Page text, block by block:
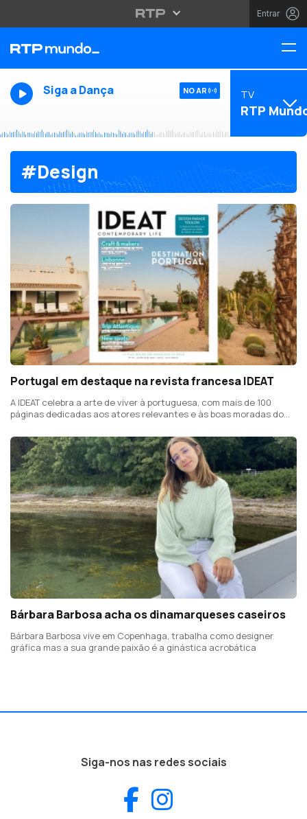
Entrar
Siga a Dança NO AR TV
RTP
#Design
Portugal em destaque na revista francesa IDEAT
A IDEAT celebra a arte de viver à portuguesa, com mais de 100
páginas dedicadas aos atores relevantes e às boas moradas do
Bárbara Barbosa acha os dinamarqueses caseiros
Bárbara Barbosa vive em Copenhaga, trabalha como designer
gráfica mas a sua grande paixão é a ginástica acrobática
Siga-nos nas redes sociais
Facebook